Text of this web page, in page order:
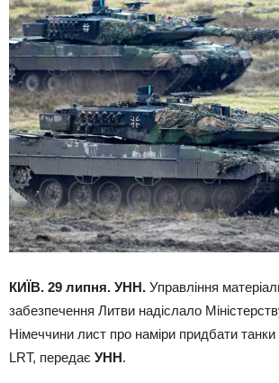
КИЇВ. 29 липня. УНН. Управління
забезпечення Литви надіслало
Німеччини лист про наміри придбати
LRT, передає УНН.